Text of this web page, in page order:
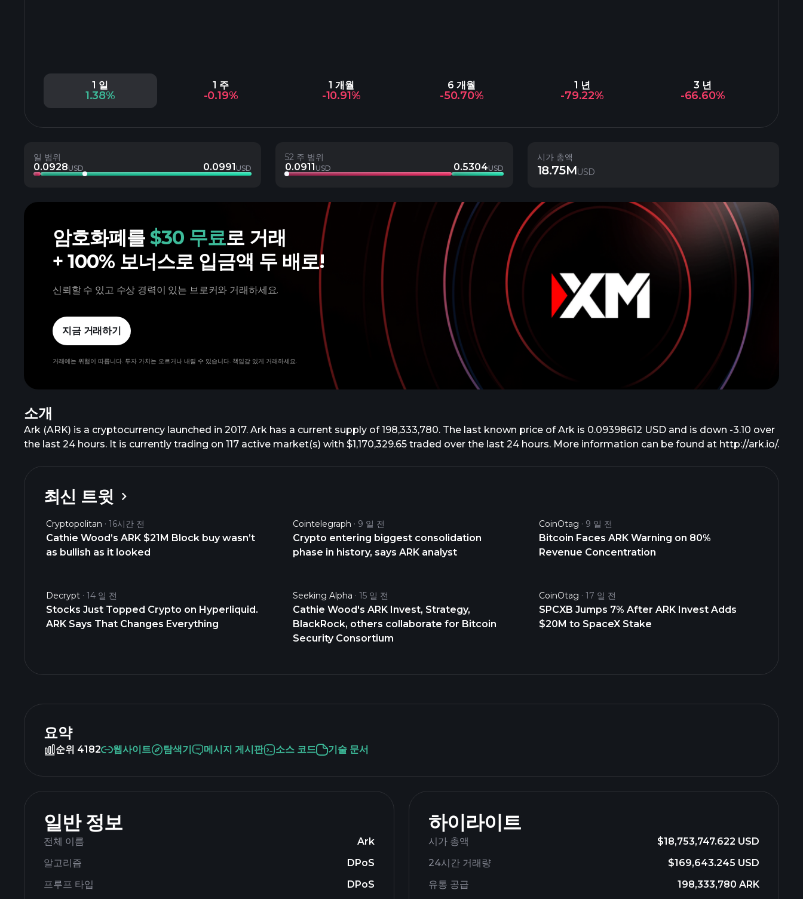
1 일
1.38%
1 주
-0.19%
1 개월
-10.91%
6 개월
-50.70%
1 년
-79.22%
3 년
-66.60%
소개
Ark (ARK) is a cryptocurrency launched in 2017. Ark has a current supply of 198,333,780. The last known price of Ark is 0.09398612 USD and is down -3.10 over
the last 24 hours. It is currently trading on 117 active market(s) with $1,170,329.65 traded over the last 24 hours. More information can be found at http://ark.io/.
일 범위
0.0928USD 0.0991 USD
52 주 범위
0.0911 USD 0.5304USD
시가 총액
18.75MUSD
최신 트윗
Cryptopolitan 16시간 전
Cathie Wood’s ARK $21M Block buy wasn’t
as bullish as it looked
Cointelegraph 9 일 전
Crypto entering biggest consolidation
phase in history, says ARK analyst
CoinOtag 9 일 전
Bitcoin Faces ARK Warning on 80%
Revenue Concentration
Decrypt 14 일 전
Stocks Just Topped Crypto on Hyperliquid.
ARK Says That Changes Everything
Seeking Alpha 15 일 전
Cathie Wood's ARK Invest, Strategy,
BlackRock, others collaborate for Bitcoin
Security Consortium
CoinOtag 17 일 전
SPCXB Jumps 7% After ARK Invest Adds
$20M to SpaceX Stake
요약
순위 4182 웹사이트 탐색기 메시지 게시판 소스 코드 기술 문서
일반 정보
전체 이름
Ark
알고리즘
DPoS
프루프 타입
DPoS
하이라이트
시가 총액
$18,753,747.622 USD
24시간 거래량
$169,643.245 USD
유통 공급
198,333,780 ARK
암호화폐를 $30 무료로 거래
+ 100% 보너스로 입금액 두 배로!
신뢰할 수 있고 수상 경력이 있는 브로커와 거래하세요.
지금 거래하기
거래에는 위험이 따릅니다. 투자 가치는 오르거나 내릴 수 있습니다. 책임감 있게 거래하세요.